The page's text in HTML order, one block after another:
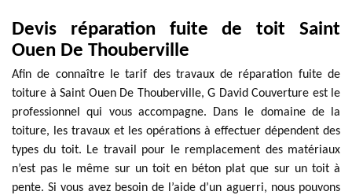
Devis réparation fuite de toit Saint
Ouen De Thouberville
Afin de connaître le tarif des travaux de réparation fuite de
toiture à Saint Ouen De Thouberville, G David Couverture est le
professionnel qui vous accompagne. Dans le domaine de la
toiture, les travaux et les opérations à effectuer dépendent des
types du toit. Le travail pour le remplacement des matériaux
n’est pas le même sur un toit en béton plat que sur un toit à
pente. Si vous avez besoin de l’aide d’un aguerri, nous pouvons